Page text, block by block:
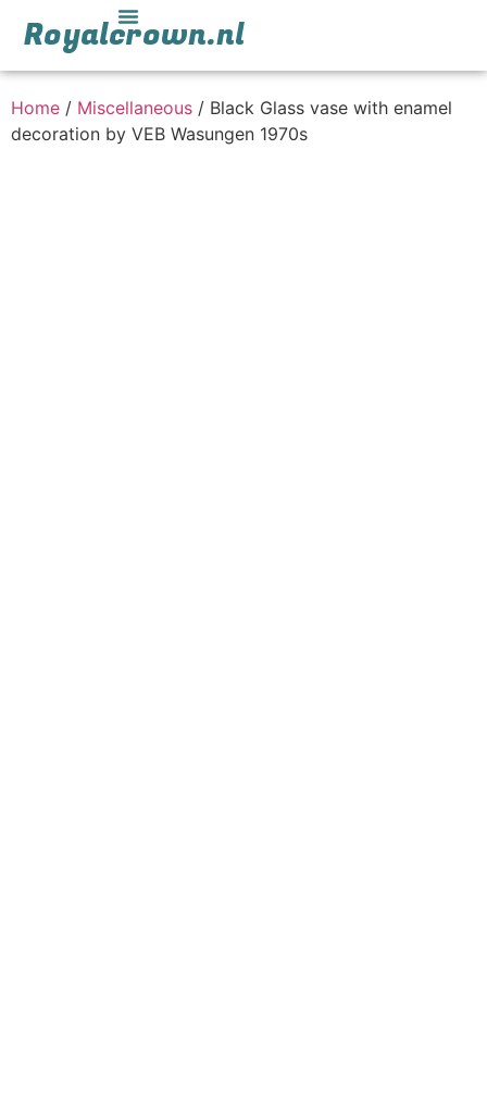
Royalcrown.nl
Home / Miscellaneous / Black Glass vase with enamel
decoration by VEB Wasungen 1970s